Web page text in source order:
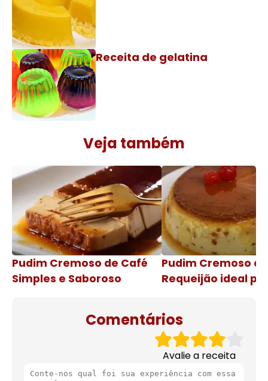
Receita de gelatina
Veja também
Pudim Cremoso de Café
Simples e Saboroso
Pudim Cremoso
Requeijão ideal
Comentários
Avalie a receita